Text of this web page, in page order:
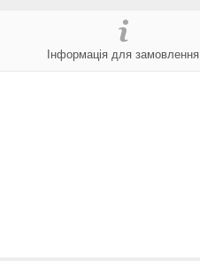
Інформація для замовлення